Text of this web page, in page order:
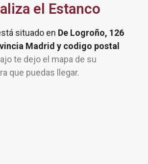
el Estanco
situado en De Logroño, 126
Madrid y codigo postal
te dejo el mapa de su
que puedas llegar.